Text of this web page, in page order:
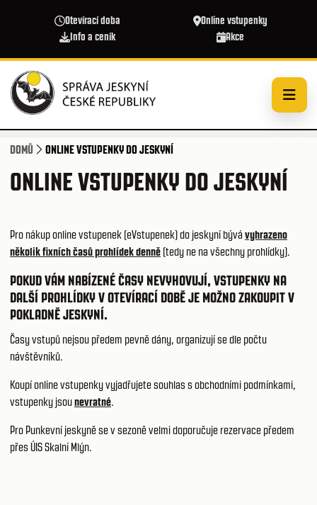
Otevírací doba
Online vstupenky
Info a ceník
Akce
DOMŮ ONLINE VSTUPENKY DO JESKYNÍ
ONLINE VSTUPENKY DO JESKYNÍ
Pro nákup online vstupenek (eVstupenek) do jeskyní bývá vyhrazeno
několik fixních časů prohlídek denně (tedy ne na všechny prohlídky).
POKUD VÁM NABÍZENÉ ČASY NEVYHOVUJÍ, VSTUPENKY NA
DALŠÍ PROHLÍDKY V OTEVÍRACÍ DOBĚ JE MOŽNO ZAKOUPIT V
POKLADNĚ JESKYNÍ.
Časy vstupů nejsou předem pevně dány, organizují se dle počtu
návštěvníků.
Koupí online vstupenky vyjadřujete souhlas sobchodními podmínkami,
vstupenky jsounevratné.
Pro Punkevní jeskyně se v sezoně velmi doporučuje rezervace předem
přes ÚIS Skalní Mlýn.